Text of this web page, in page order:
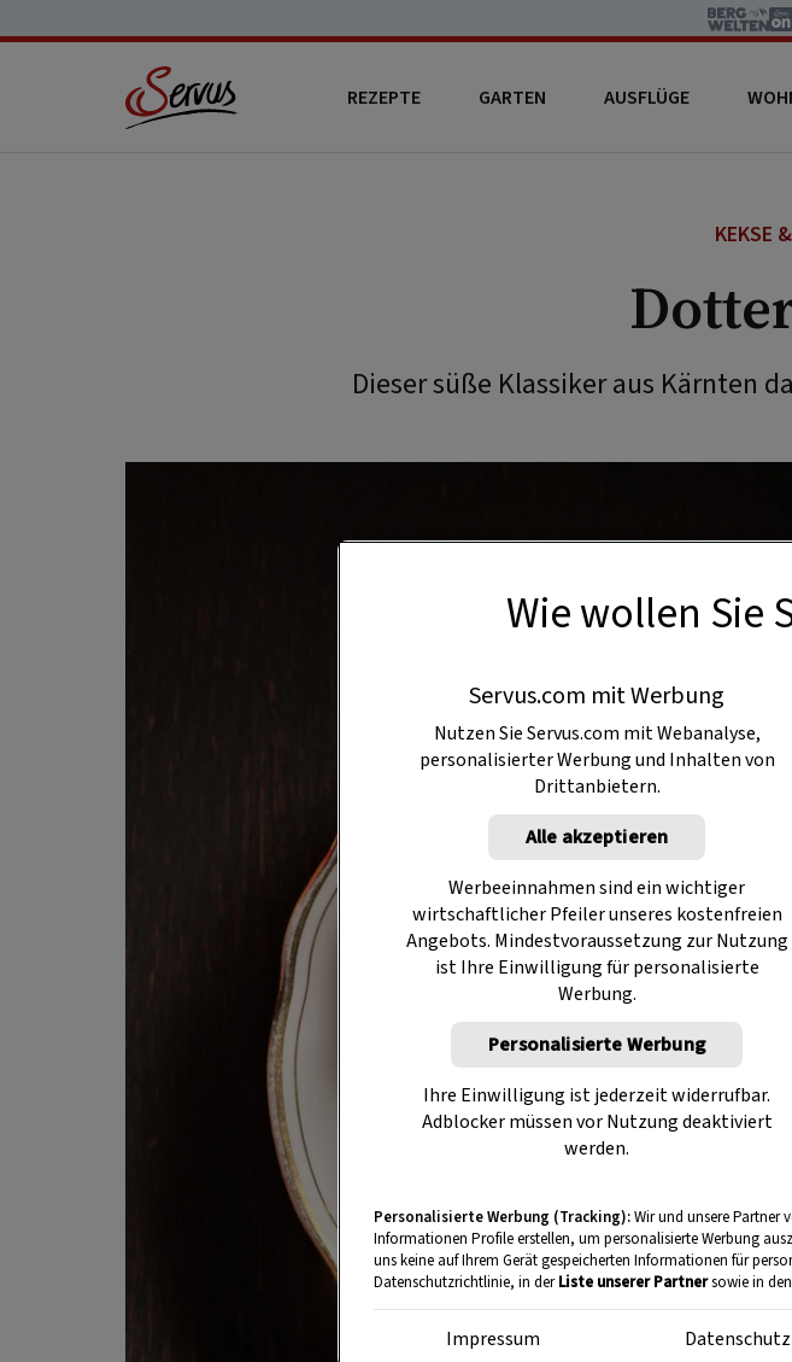
REZEPTE GARTEN AUSFLÜGE
KEKSE
Dieser süße Klassiker aus Kärnten
Wie wollen Sie
Servus.com mit Werbung
Nutzen Sie Servus.com mit Webanalyse,
personalisierter Werbung und Inhalten von
Drittanbietern.
Alle akzeptieren
Werbeeinnahmen sind ein wichtiger
wirtschaftlicher Pfeiler unseres kostenfreien
Angebots. Mindestvoraussetzung zur Nutzung
ist Ihre Einwilligung für personalisierte
Werbung.
Personalisierte Werbung
Ihre Einwilligung ist jederzeit widerrufbar.
Adblocker müssen vor Nutzung deaktiviert
werden.
Personalisierte Werbung (Tracking):Wir und unsere Partner
Informationen Profile erstellen, um personalisierte Werbung
uns keine auf Ihrem Gerät gespeicherten Informationen für
Datenschutzrichtlinie, in derListe unserer Partnersowie in
Impressum